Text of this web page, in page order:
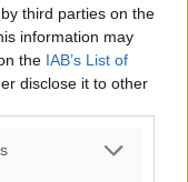
third parties on the
information may
the IAB’s List of
disclose it to other
λαθρεμπόριο
Κατασχέθηκαν -3.928-